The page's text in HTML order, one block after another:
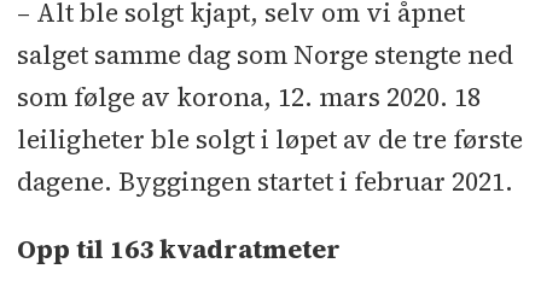
– Alt ble solgt kjapt, selv om vi åpnet
salget samme dag som Norge stengte ned
som følge av korona, 12. mars 2020. 18
leiligheter ble solgt i løpet av de tre første
dagene. Byggingen startet i februar 2021.
Opp til 163 kvadratmeter